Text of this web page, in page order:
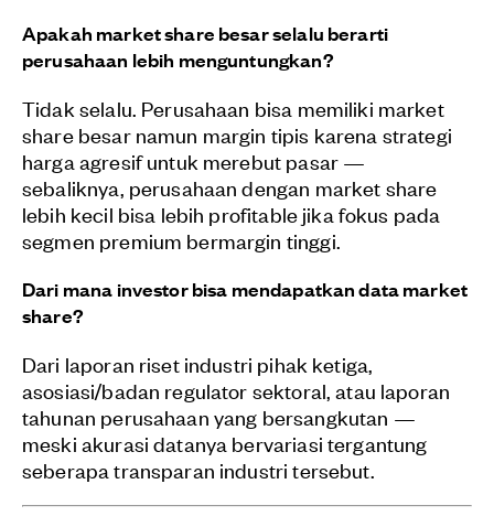
Apakah market share besar selalu berarti
perusahaan lebih menguntungkan?
Tidak selalu. Perusahaan bisa memiliki market
share besar namun margin tipis karena strategi
harga agresif untuk merebut pasar —
sebaliknya, perusahaan dengan market share
lebih kecil bisa lebih profitable jika fokus pada
segmen premium bermargin tinggi.
Dari mana investor bisa mendapatkan data market
share?
Dari laporan riset industri pihak ketiga,
asosiasi/badan regulator sektoral, atau laporan
tahunan perusahaan yang bersangkutan —
meski akurasi datanya bervariasi tergantung
seberapa transparan industri tersebut.